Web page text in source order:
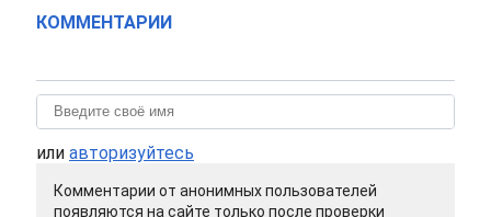
КОММЕНТАРИИ
или авторизуйтесь
Комментарии от анонимных пользователей
появляются на сайте только после проверки